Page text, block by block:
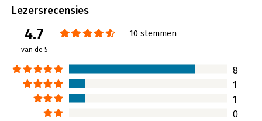
Pastoor!
Lezersrecensies
4.7
van de 5
10 stemmen
8
1
1
0